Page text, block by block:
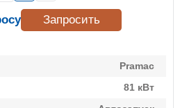
Pramac
81 кВт
Запросить